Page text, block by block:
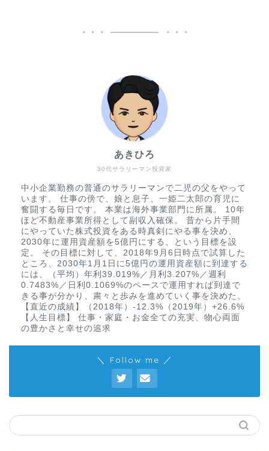
30代サラリーマン投資家
あきひろ
中小企業勤務の普通のサラリーマンで二児の父をやって
います。 仕事の傍で、娘と息子、一姫二太郎の育児に
奮闘する毎日です。 本業は海外事業部門に所属。 10年
ほど不動産事業所得として副収入確保。 昔から片手間
にやっていた株式投資をある時真剣にやる事を決め、
2030年に運用資産額を5億円にする、という目標を設
定。 その目標に対して、2018年9月6日時点で試算した
ところ、2030年1月1日に5億円の運用資産額に到達する
には、（平均）年利39.019%／月利3.207%／週利
0.7483%／日利0.1069%のペースで運用すれば到達で
きる事が分かり、粛々と歩みを進めていく事を決めた。
【直近の成績】（2018年）-12.3%（2019年）+26.6%
【人生目標】 仕事・家庭・お金全ての充実、物心両面
の豊かさと幸せの追求
＼ Follow me ／